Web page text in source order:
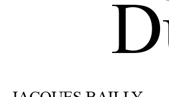
Jean Dufy
Jacques Bailly - Catalogue raisonné de